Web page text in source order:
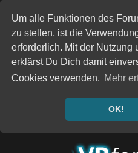
Um alle Funktionen des
zu stellen, ist die
erforderlich. Mit der Nutzung
erklärst Du Dich damit
Cookies verwenden. Mehr
OK!